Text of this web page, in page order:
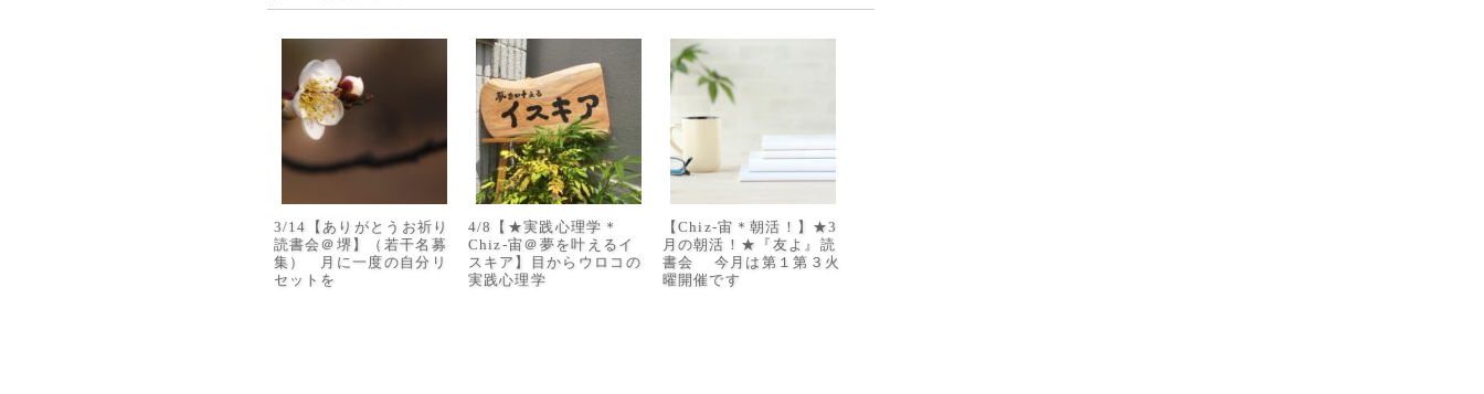
3/14【ありがとうお祈り
読書会＠堺】（若干名募
集） 月に一度の自分リ
セットを
4/8【★実践心理学＊
Chiz-宙＠夢を叶えるイ
スキア】目からウロコの
実践心理学
【Chiz-宙＊朝活！】★3
月の朝活！★『友よ』読
書会 今月は第１第３火
曜開催です